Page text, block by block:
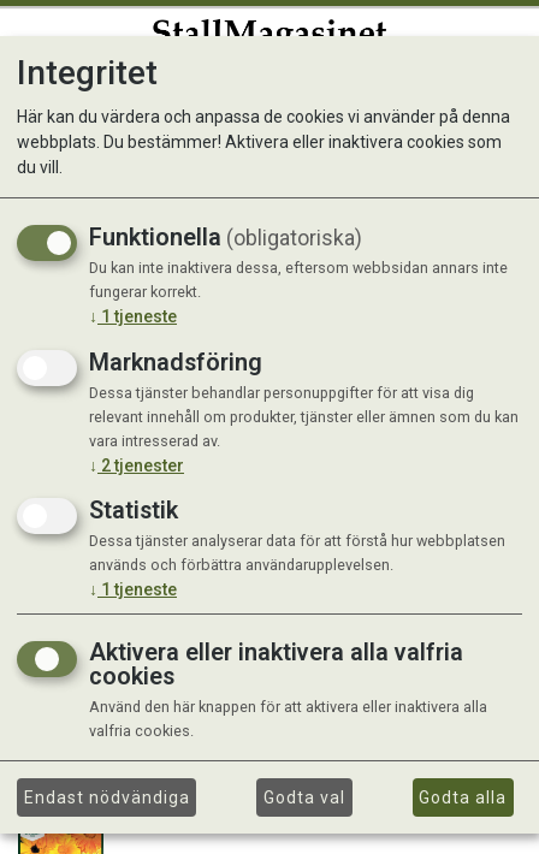
Ringblomma, Daisy Citrus
mix, låg
Integritet
Här kan du värdera och anpassa de cookies vi använder på denna
webbplats. Du bestämmer! Aktivera eller inaktivera cookies som
du vill.
Funktionella (obligatoriska)
Du kan inte inaktivera dessa, eftersom webbsidan annars inte
fungerar korrekt.
↓ 1 tjeneste
Marknadsföring
Dessa tjänster behandlar personuppgifter för att visa dig
relevant innehåll om produkter, tjänster eller ämnen som du kan
vara intresserad av.
↓ 2tjenester
Statistik
Dessa tjänster analyserar data för att förstå hur webbplatsen
används och förbättra användarupplevelsen.
↓ 1 tjeneste
Aktivera eller inaktivera alla valfria
cookies
Använd den här knappen för att aktivera eller inaktivera alla
valfria cookies.
Endast nödvändiga Godta val Godta alla